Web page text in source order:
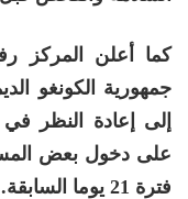
كما أعلن المركز
جمهورية الكونغو
إلى إعادة النظر
على دخول بعض
فترة 21 يوما السابقة.